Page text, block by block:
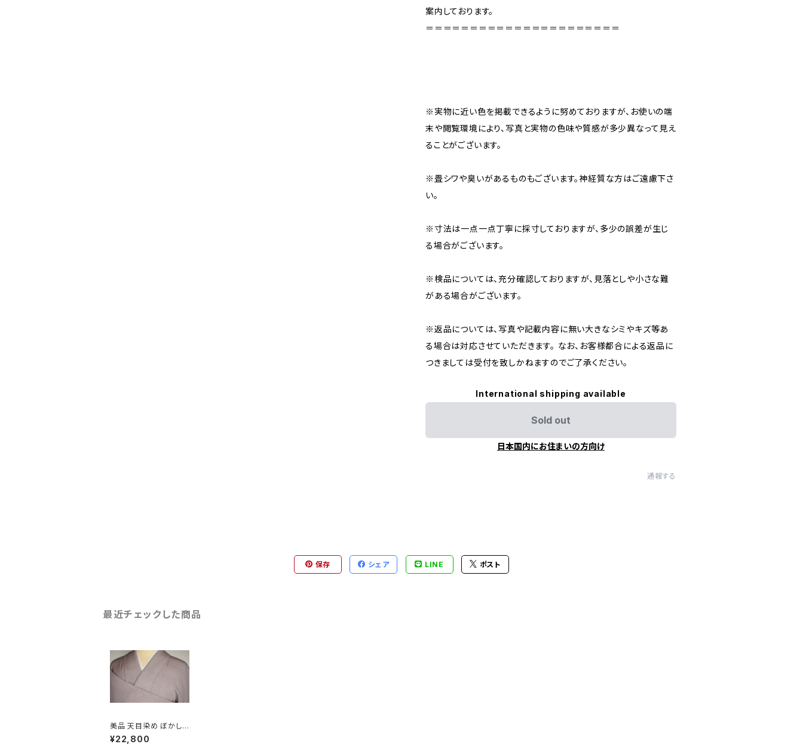
案内しております。
＝＝＝＝＝＝＝＝＝＝＝＝＝＝＝＝＝＝＝＝＝＝
※実物に近い色を掲載できるように努めておりますが、お使いの端
末や閲覧環境により、写真と実物の色味や質感が多少異なって見え
ることがございます。
※畳シワや臭いがあるものもございます。神経質な方はご遠慮下さ
い。
※寸法は一点一点丁寧に採寸しておりますが、多少の誤差が生じ
る場合がございます。
※検品については、充分確認しておりますが、見落としや小さな難
がある場合がございます。
※返品については、写真や記載内容に無い大きなシミやキズ等あ
る場合は対応させていただきます。 なお、お客様都合による返品に
つきましては受付を致しかねますのでご了承ください。
International shipping available
Sold out
日本国内にお住まいの方向け
通報する
保存 シェア LINE ポスト
最近チェックした商品
美品 天目染め ぼかし
染め 色無地 紋なし ち
¥22,800